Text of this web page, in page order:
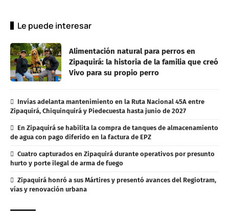
Le puede interesar
Alimentación natural para perros en
Zipaquirá: la historia de la familia que creó
Vivo para su propio perro
Invías adelanta mantenimiento en la Ruta Nacional 45A entre
Zipaquirá, Chiquinquirá y Piedecuesta hasta junio de 2027
En Zipaquirá se habilita la compra de tanques de almacenamiento
de agua con pago diferido en la factura de EPZ
Cuatro capturados en Zipaquirá durante operativos por presunto
hurto y porte ilegal de arma de fuego
Zipaquirá honró a sus Mártires y presentó avances del Regiotram,
vías y renovación urbana